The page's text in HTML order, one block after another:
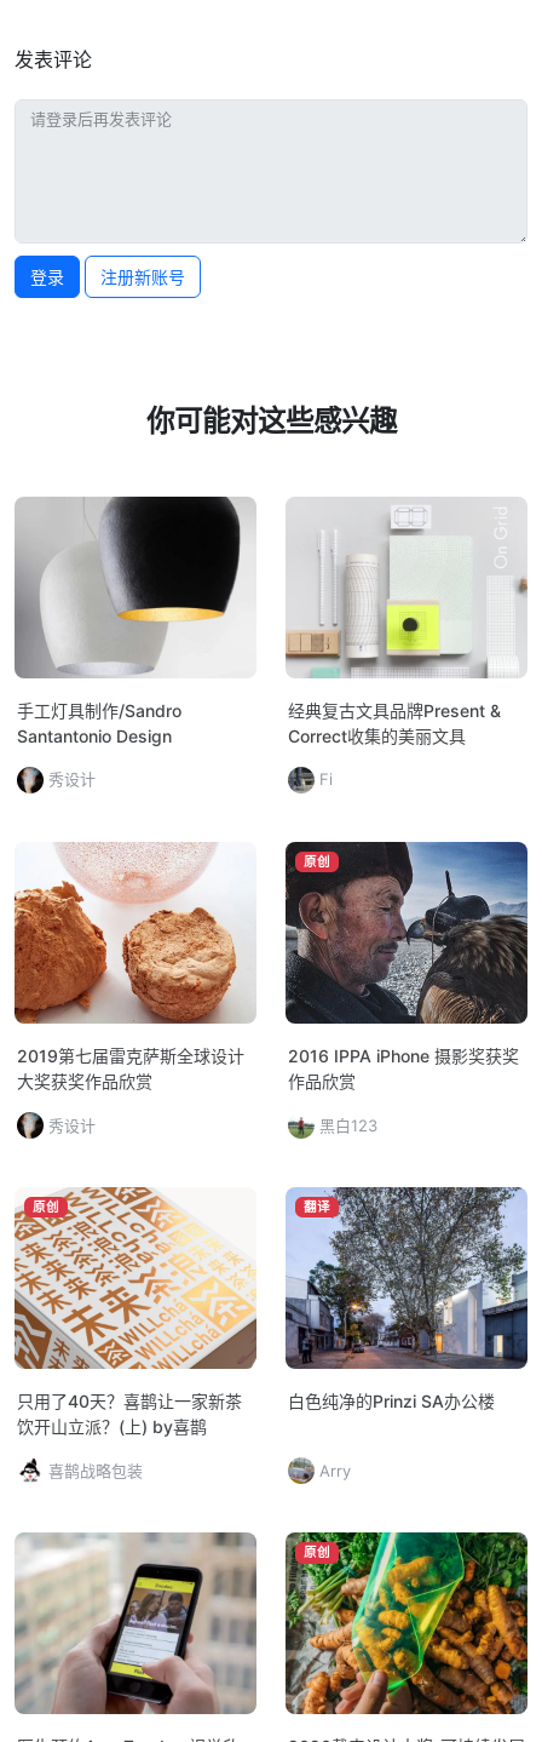
发表评论
登录 注册新账号
你可能对这些感兴趣
手工灯具制作/Sandro
Santantonio Design
秀设计
经典复古文具品牌Present &
Correct收集的美丽文具
Fi
2019第七届雷克萨斯全球设计
大奖获奖作品欣赏
秀设计
原创
2016 IPPA iPhone 摄影奖获奖
作品欣赏
黑白123
原创
只用了40天？喜鹊让一家新茶
饮开山立派？(上) by喜鹊
喜鹊战略包装
翻译
白色纯净的Prinzi SA办公楼
Arry
原创